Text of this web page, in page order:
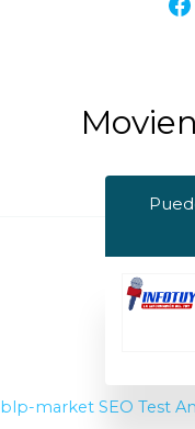
blp-market SEO Test